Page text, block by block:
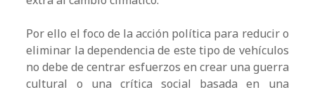
Por ello el foco de la acción política para reducir o
eliminar la dependencia de este tipo de vehículos
no debe de centrar esfuerzos en crear una guerra
cultural o una crítica social basada en una